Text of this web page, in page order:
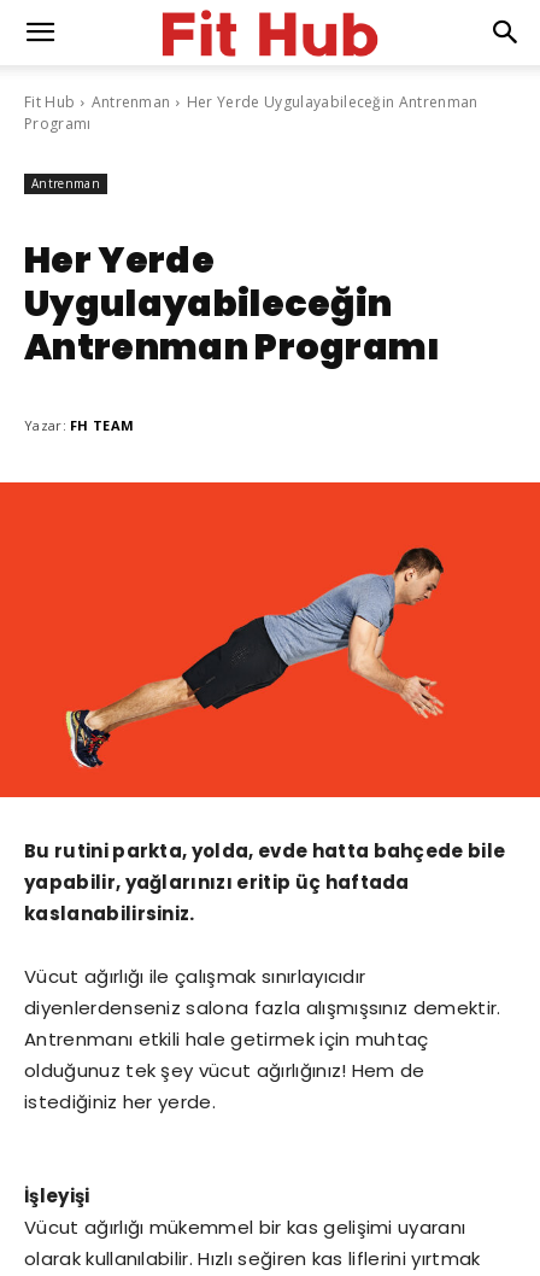
Fit Hub Antrenman
Her Yerde Uygulayabileceğin Antrenman
Programı
Antrenman
Her Yerde
Uygulayabileceğin
Antrenman Programı
Yazar: FH TEAM
Bu rutini parkta, yolda, evde hatta bahçede bile
yapabilir, yağlarınızı eritip üç haftada
kaslanabilirsiniz.
Vücut ağırlığı ile çalışmak sınırlayıcıdır
diyenlerdenseniz salona fazla alışmışsınız demektir.
Antrenmanı etkili hale getirmek için muhtaç
olduğunuz tek şey vücut ağırlığınız! Hem de
istediğiniz her yerde.
İşleyişi
Vücut ağırlığı mükemmel bir kas gelişimi uyaranı
olarak kullanılabilir. Hızlı seğiren kas liflerini yırtmak